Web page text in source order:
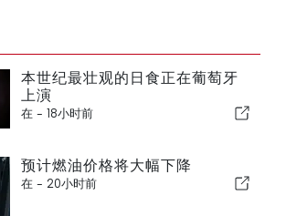
本世纪最壮观的日食正在葡萄牙
上演
在 - 18小时前
预计燃油价格将大幅下降
在 - 20小时前